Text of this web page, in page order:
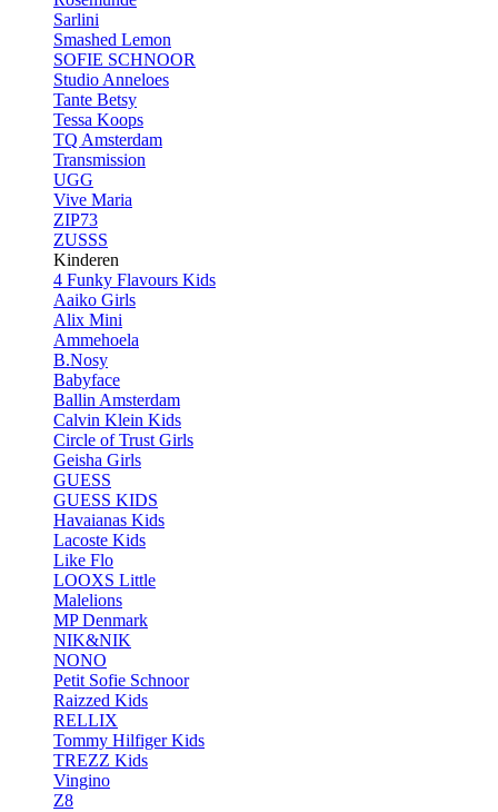
Sarlini
Smashed Lemon
SOFIE SCHNOOR
Studio Anneloes
Tante Betsy
Tessa Koops
TQ Amsterdam
Transmission
UGG
Vive Maria
ZIP73
ZUSSS
Kinderen
4 Funky Flavours Kids
Aaiko Girls
Alix Mini
Ammehoela
B.Nosy
Babyface
Ballin Amsterdam
Calvin Klein Kids
Circle of Trust Girls
Geisha Girls
GUESS
GUESS KIDS
Havaianas Kids
Lacoste Kids
Like Flo
LOOXS Little
Malelions
MP Denmark
NIK&NIK
NONO
Petit Sofie Schnoor
Raizzed Kids
RELLIX
Tommy Hilfiger Kids
TREZZ Kids
Vingino
Z8